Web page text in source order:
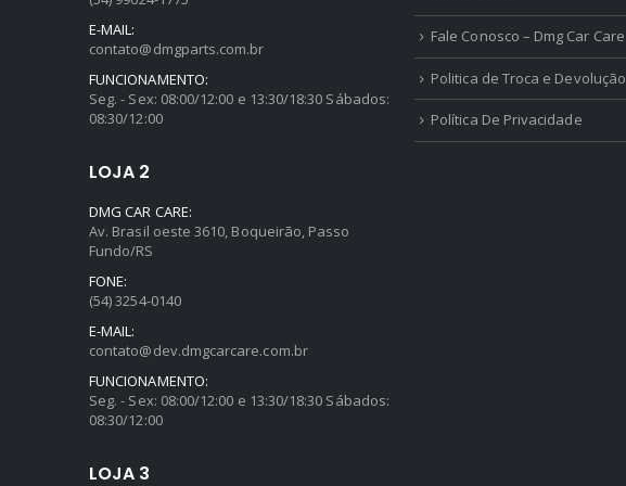
(54) 99624-1775
E-MAIL:
contato@dmgparts.com.br
FUNCIONAMENTO:
Seg. - Sex: 08:00/12:00 e 13:30/18:30 Sábados:
08:30/12:00
LOJA 2
DMG CAR CARE:
Av. Brasil oeste 3610, Boqueirão, Passo
Fundo/RS
FONE:
(54) 3254-0140
E-MAIL:
contato@dev.dmgcarcare.com.br
FUNCIONAMENTO:
Seg. - Sex: 08:00/12:00 e 13:30/18:30 Sábados:
08:30/12:00
LOJA 3
Fale Conosco – Dmg Car Care
Politica de Troca e Devolução
Política De Privacidade